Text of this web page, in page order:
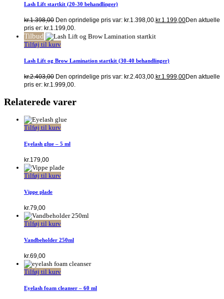
Lash Lift startkit (20-30 behandlinger)
kr.1.398,00 Den oprindelige pris var: kr.1.398,00.kr.1.199,00Den aktuelle
pris er: kr.1.199,00.
Tilbud
Tilføj til kurv
Lash Lift og Brow Lamination startkit (30-40 behandlinger)
kr.2.403,00 Den oprindelige pris var: kr.2.403,00.kr.1.999,00Den aktuelle
pris er: kr.1.999,00.
Relaterede varer
Tilføj til kurv
Eyelash glue – 5 ml
kr.179,00
Tilføj til kurv
Vippe plade
kr.79,00
Tilføj til kurv
Vandbeholder 250ml
kr.69,00
Tilføj til kurv
Eyelash foam cleanser – 60 ml